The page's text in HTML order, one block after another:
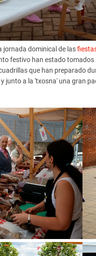
jornada dominical de las
festivo han estado
que han preparado
junto a la 'txosna' una gran